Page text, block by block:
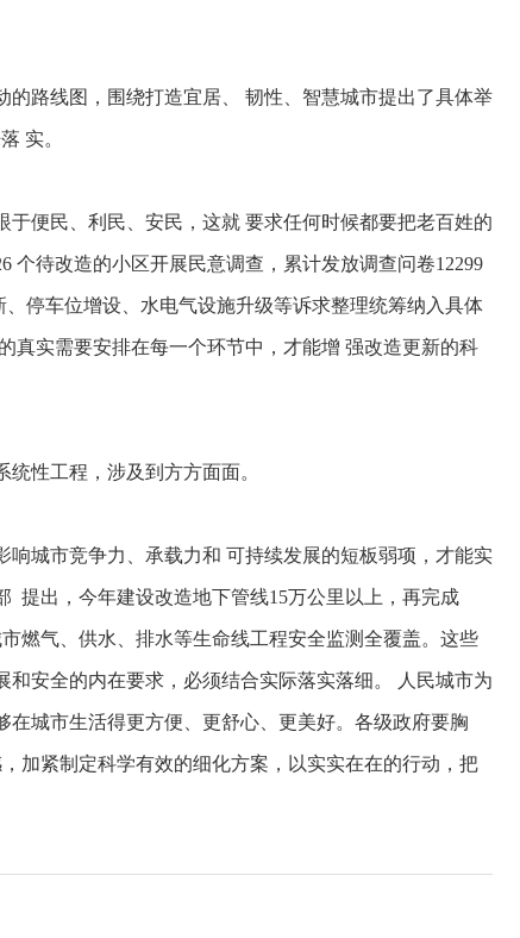
路线图，围绕打造宜居、 韧性、智慧城市提出了具体举
实。
便民、利民、安民，这就 要求任何时候都要把老百姓的
个待改造的小区开展民意调查，累计发放调查问卷12299
停车位增设、水电气设施升级等诉求整理统筹纳入具体
真实需要安排在每一个环节中，才能增 强改造更新的科
性工程，涉及到方方面面。
响城市竞争力、承载力和 可持续发展的短板弱项，才能实
提出，今年建设改造地下管线15万公里以上，再完成
燃气、供水、排水等生命线工程安全监测全覆盖。这些
安全的内在要求，必须结合实际落实落细。 人民城市为
城市生活得更方便、更舒心、更美好。各级政府要胸
加紧制定科学有效的细化方案，以实实在在的行动，把